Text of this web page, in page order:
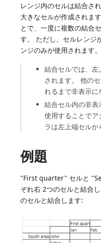
レンジ内のセルは結合さ
大きなセルが作成されま
とで、一度に複数の結合
す。 ただし、セルレンジ
ンジのみが使用されます。
結合セルでは、
されます。 他の
れるまで非表示に
結合セル内の非
使用することでア
ラは左上端セルか
例題
"First quarter" セルと
ぞれ右 2つのセルと結合
のセルと結合します: